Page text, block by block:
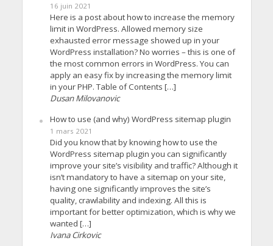
16 juin 2021
Here is a post about how to increase the memory
limit in WordPress. Allowed memory size
exhausted error message showed up in your
WordPress installation? No worries – this is one of
the most common errors in WordPress. You can
apply an easy fix by increasing the memory limit
in your PHP. Table of Contents […]
Dusan Milovanovic
How to use (and why) WordPress sitemap plugin
1 mars 2021
Did you know that by knowing how to use the
WordPress sitemap plugin you can significantly
improve your site’s visibility and traffic? Although it
isn’t mandatory to have a sitemap on your site,
having one significantly improves the site’s
quality, crawlability and indexing. All this is
important for better optimization, which is why we
wanted […]
Ivana Cirkovic